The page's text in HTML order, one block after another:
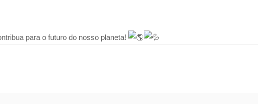
para o futuro do nosso planeta!